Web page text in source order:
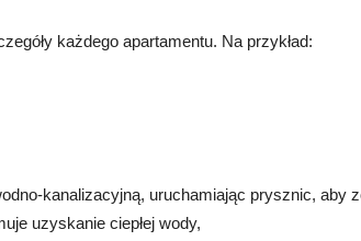
każdego apartamentu. Na przykład:
kanalizacyjną, uruchamiając prysznic, aby
uzyskanie ciepłej wody,